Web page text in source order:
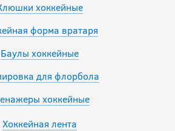
хоккейные
форма вратаря
Баулы хоккейные
для флорбола
хоккейные
Хоккейная лента